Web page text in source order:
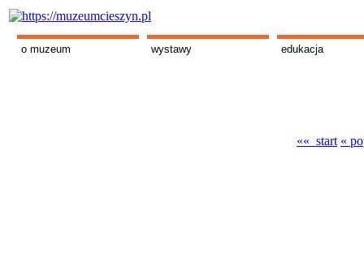
o muzeum wystawy edukacja
«« start «